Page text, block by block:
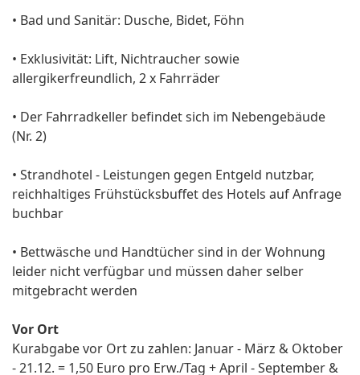
• Bad und Sanitär: Dusche, Bidet, Föhn
• Exklusivität: Lift, Nichtraucher sowie
allergikerfreundlich, 2 x Fahrräder
• Der Fahrradkeller befindet sich im Nebengebäude
(Nr. 2)
• Strandhotel - Leistungen gegen Entgeld nutzbar,
reichhaltiges Frühstücksbuffet des Hotels auf Anfrage
buchbar
• Bettwäsche und Handtücher sind in der Wohnung
leider nicht verfügbar und müssen daher selber
mitgebracht werden
Vor Ort
Kurabgabe vor Ort zu zahlen: Januar - März & Oktober
- 21.12. = 1,50 Euro pro Erw./Tag + April - September &